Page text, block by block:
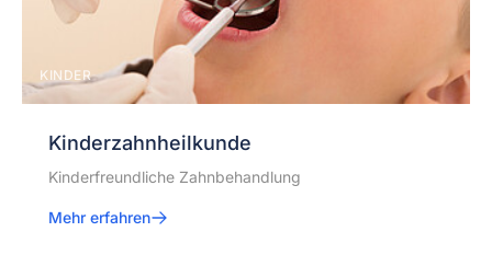
KINDER
Kinderzahnheilkunde
Kinderfreundliche Zahnbehandlung
Mehr erfahren